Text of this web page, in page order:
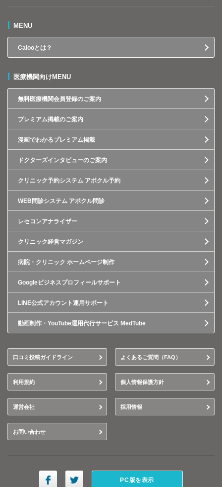
MENU
Calooとは？
医療機関向けMENU
無料医療機関会員登録のご案内
プレミアム掲載のご案内
漫画でわかるプレミアム掲載
ドクターズインタビューのご案内
クリニック予約システム アポクル予約
WEB問診システム アポクル問診
レセコンアナライザー
クリニック経営マガジン
病院・クリニック ホームページ制作
Googleビジネスプロフィールサポート
LINE公式アカウント運用サポート
動画制作・YouTube運用代行サービス MedTube
口コミ投稿ガイドライン よくあるご質問（FAQ）
利用規約 個人情報保護方針
運営会社 採用情報
お問い合わせ
PC版を表示